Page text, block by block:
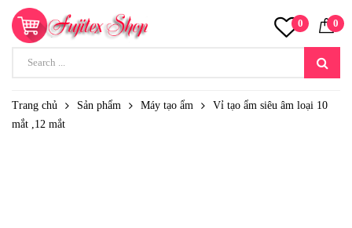
0 0
Trang chủ Sản phẩm Máy tạo ẩm
Vỉ tạo ẩm siêu âm loại 10
mắt ,12 mắt